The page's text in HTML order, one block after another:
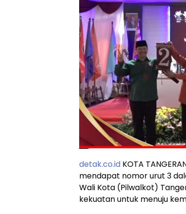
detak.co.id KOTA
mendapat nomor urut 3
Wali Kota (Pilwalkot)
kekuatan untuk menuju